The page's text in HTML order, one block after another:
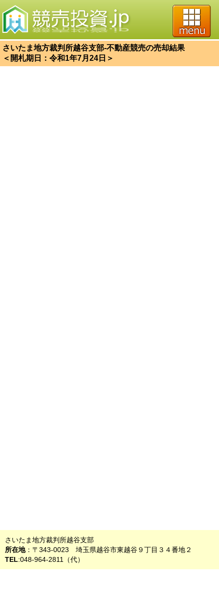
さいたま地方裁判所越谷支部-不動産競売の売却結果
＜開札期日：令和1年7月24日＞
さいたま地方裁判所越谷支部
所在地：〒343-0023 埼玉県越谷市東越谷９丁目３４番地２
TEL:048-964-2811（代）